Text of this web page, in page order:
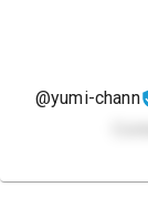
@yumi-chann